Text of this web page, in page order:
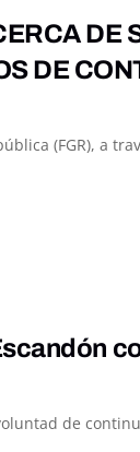
DE
DE
(FGR), a
de